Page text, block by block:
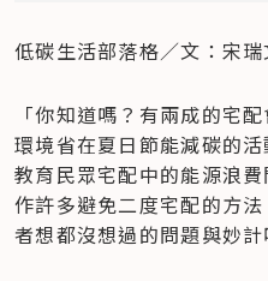
低碳生活部落格／文：宋瑞
「你知道嗎？有兩成的宅
環境省在夏日節能減碳的活
教育民眾宅配中的能源浪
作許多避免二度宅配的方
者想都沒想過的問題與妙計